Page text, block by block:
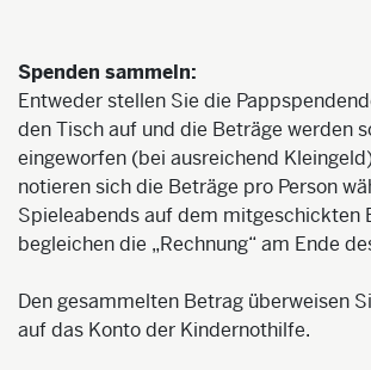
Spenden sammeln:
Entweder stellen Sie die
den Tisch auf und die Beträge werden
eingeworfen (bei ausreichend
notieren sich die Beträge pro Person
Spieleabends auf dem mitgeschickten
begleichen die „Rechnung“ am Ende
Den gesammelten Betrag überweisen
auf das Konto der Kindernothilfe.